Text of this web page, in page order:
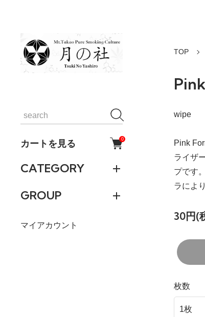
カートを見る 0
CATEGORY
GROUP
マイアカウント
TOP
wipe
Pink
ライザ
プです
ラによ
30円(
枚数